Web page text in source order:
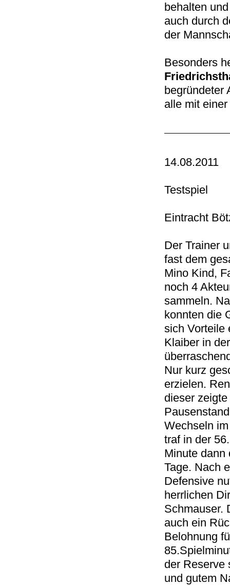
behalten
auch durch
der
Besonders
begründeter
alle mit
14.08.2011
Testspiel
Eintracht
Der Trainer
fast dem
Mino Kind,
noch 4
sammeln.
konnten die
sich Vorteile
Klaiber in
Nur kurz
erzielen.
dieser
Wechseln
traf in der
Minute dann
Tage. Nach
Defensive
herrlichen
Schmauser.
auch ein
Belohnung
der Reserve
und gutem